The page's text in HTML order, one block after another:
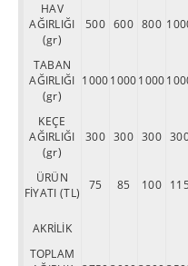
HAV
AĞIRLIĞI
(gr)
500 600 800
TABAN
AĞIRLIĞI
(gr)
100010001000
KEÇE
AĞIRLIĞI
(gr)
300 300 300
ÜRÜN
FİYATI (TL)
75 85 100 115
AKRİLİK
TOPLAM